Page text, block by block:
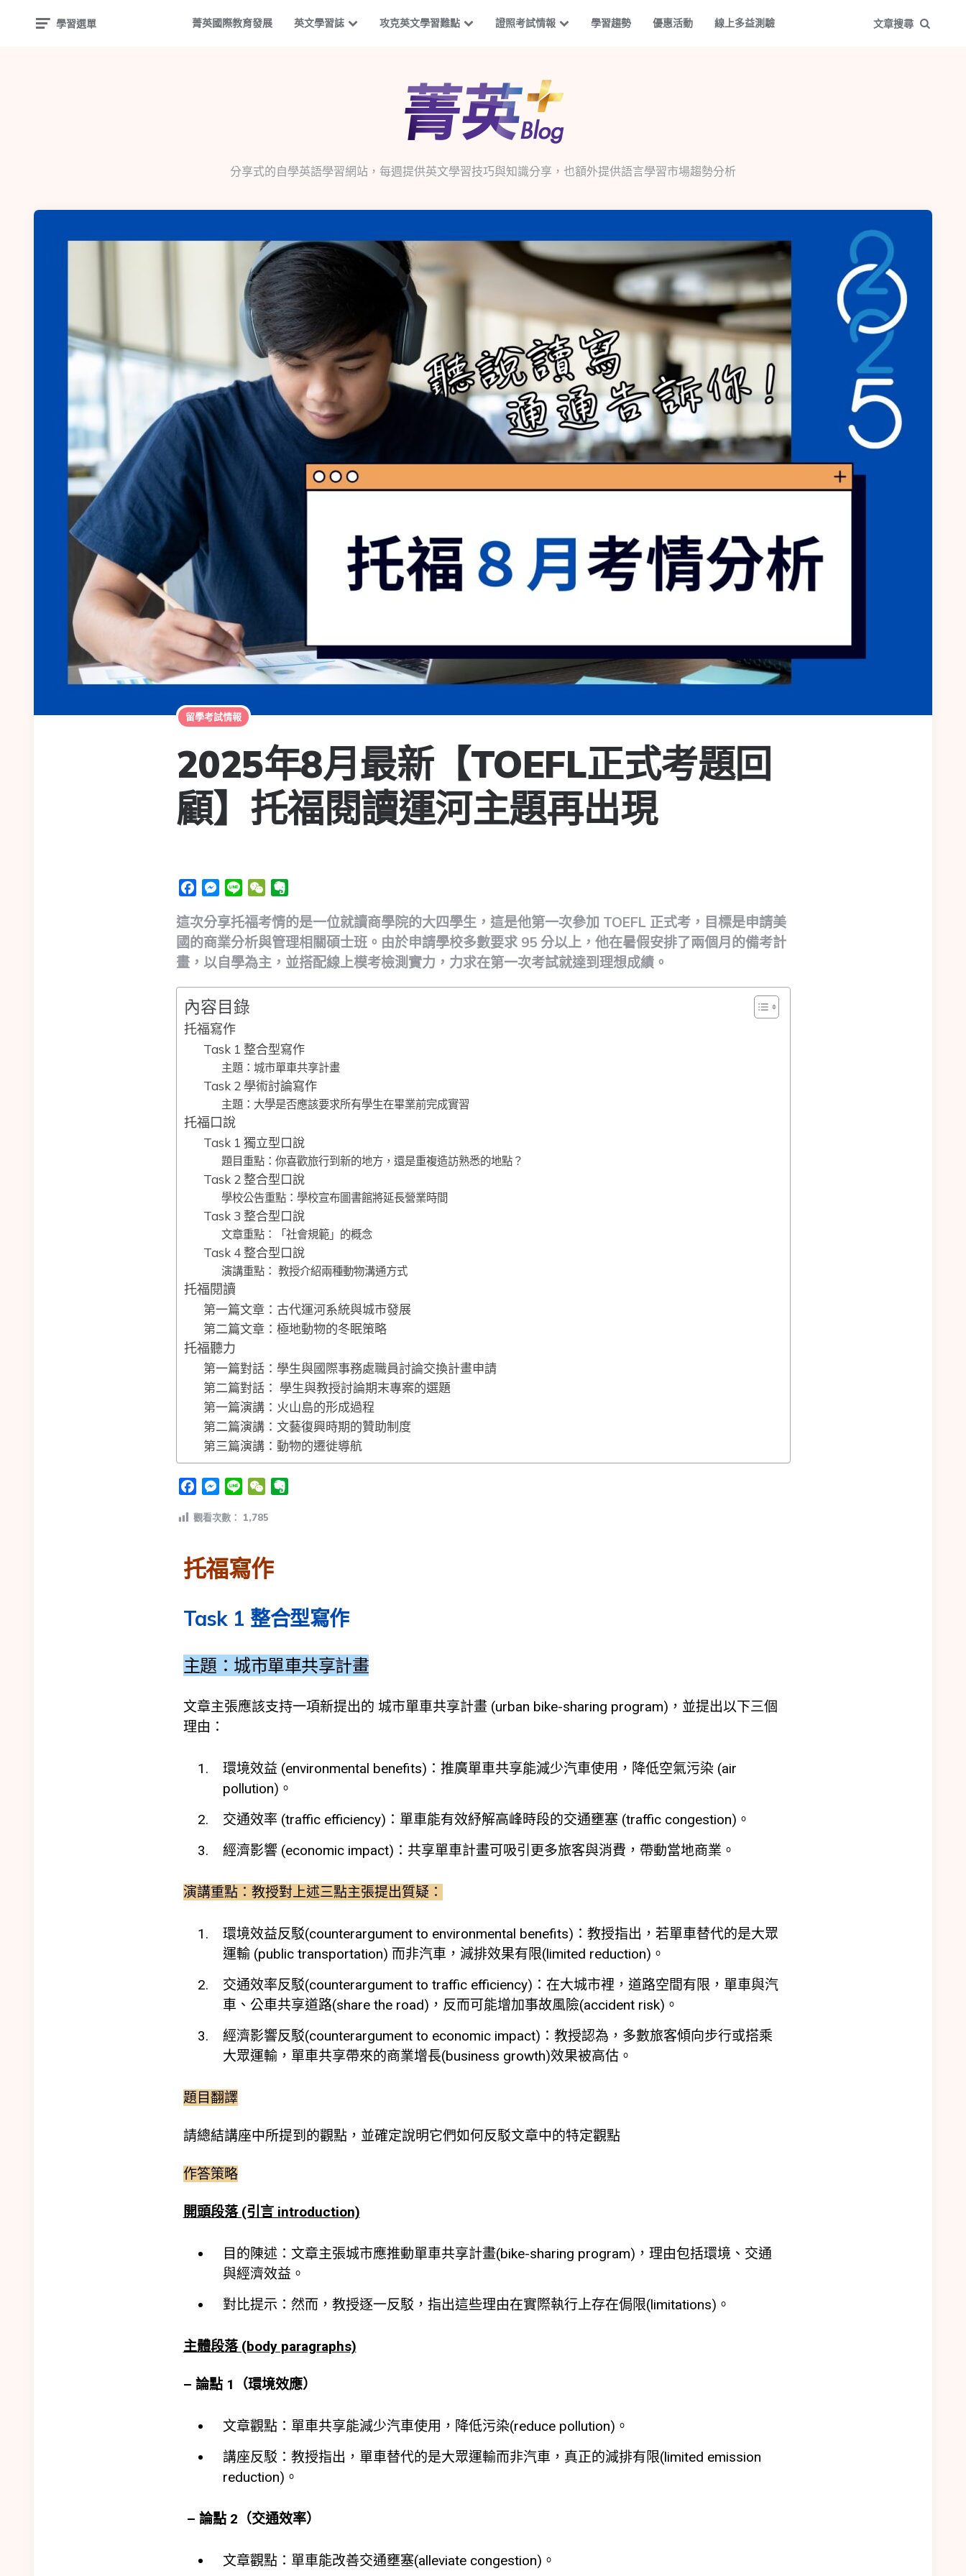
學習選單 菁英國際教育發展 英文學習誌 攻克英文學習難點 證照考試情報 學習趨勢 優惠活動 線上多益測驗 文章搜尋
分享式的自學英語學習網站，每週提供英文學習技巧與知識分享，也額外提供語言學習市場趨勢分析
留學考試情報
2025年8月最新【TOEFL正式考題回
顧】托福閱讀運河主題再出現
FacebookMessenger
Line WeChat
這次分享托福考情的是一位就讀商學院的大四學生，這是他第一次參加 TOEFL 正式考，目標是申請美
國的商業分析與管理相關碩士班。由於申請學校多數要求 95 分以上，他在暑假安排了兩個月的備考計
畫，以自學為主，並搭配線上模考檢測實力，力求在第一次考試就達到理想成績。
內容目錄
托福寫作
Task 1 整合型寫作
主題：城市單車共享計畫
Task 2 學術討論寫作
主題：大學是否應該要求所有學生在畢業前完成實習
托福口說
Task 1 獨立型口說
題目重點：你喜歡旅行到新的地方，還是重複造訪熟悉的地點？
Task 2 整合型口說
學校公告重點：學校宣布圖書館將延長營業時間
Task 3 整合型口說
文章重點：「社會規範」的概念
Task 4 整合型口說
演講重點： 教授介紹兩種動物溝通方式
托福閱讀
第一篇文章：古代運河系統與城市發展
第二篇文章：極地動物的冬眠策略
托福聽力
第一篇對話：學生與國際事務處職員討論交換計畫申請
第二篇對話： 學生與教授討論期末專案的選題
第一篇演講：火山島的形成過程
第二篇演講：文藝復興時期的贊助制度
第三篇演講：動物的遷徙導航
FacebookMessenger
Line WeChat
觀看次數： 1,785
托福寫作
Task 1 整合型寫作
主題：城市單車共享計畫
文章主張應該支持一項新提出的 城市單車共享計畫 (urban bike-sharing program)，並提出以下三個
理由：
環境效益 (environmental benefits)：推廣單車共享能減少汽車使用，降低空氣污染 (air
pollution)。
交通效率 (traffic efficiency)：單車能有效紓解高峰時段的交通壅塞 (traffic congestion)。
經濟影響 (economic impact)：共享單車計畫可吸引更多旅客與消費，帶動當地商業。
演講重點：教授對上述三點主張提出質疑：
環境效益反駁(counterargument to environmental benefits) ：教授指出，若單車替代的是大眾
運輸 (public transportation) 而非汽車，減排效果有限(limited reduction)。
交通效率反駁(counterargument to traffic efficiency) ：在大城市裡，道路空間有限，單車與汽
車、公車共享道路(share the road)，反而可能增加事故風險(accident risk)。
經濟影響反駁(counterargument to economic impact) ：教授認為，多數旅客傾向步行或搭乘
大眾運輸，單車共享帶來的商業增長(business growth)效果被高估。
題目翻譯
請總結講座中所提到的觀點，並確定說明它們如何反駁文章中的特定觀點
作答策略
開頭段落 (引言 introduction)
目的陳述：文章主張城市應推動單車共享計畫(bike-sharing program)，理由包括環境、交通
與經濟效益。
對比提示：然而，教授逐一反駁，指出這些理由在實際執行上存在侷限(limitations)。
主體段落 (body paragraphs)
– 論點 1（環境效應）
文章觀點：單車共享能減少汽車使用，降低污染(reduce pollution)。
講座反駁：教授指出，單車替代的是大眾運輸而非汽車，真正的減排有限(limited emission
reduction)。
– 論點 2（交通效率）
文章觀點：單車能改善交通壅塞(alleviate congestion)。